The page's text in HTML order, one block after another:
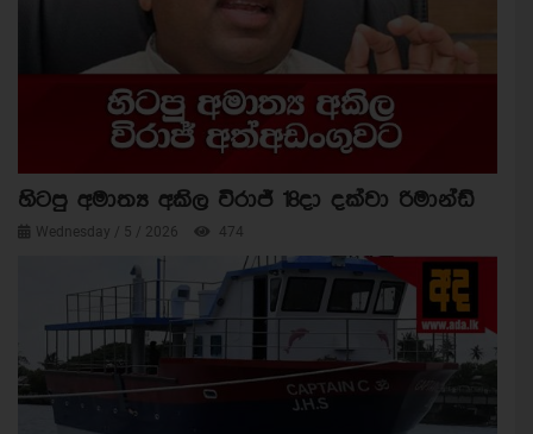
හිටපු අමාත්‍ය අකිල විරාජ් 18දා දක්වා රිමාන්ඩ්
Wednesday / 5 / 2026 474